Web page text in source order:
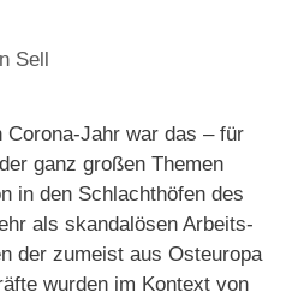
Sell
Corona-Jahr war das – für
ganz großen Themen
in den Schlachthöfen des
als skandalösen Arbeits-
der zumeist aus Osteuropa
wurden im Kontext von